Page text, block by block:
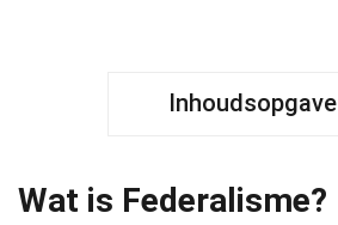
Inhoudsopgave
Wat is Federalisme?